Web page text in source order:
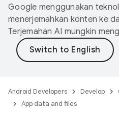
Google menggunakan
menerjemahkan konten ke
Terjemahan AI mungkin
Android Developers Develop
App data and files